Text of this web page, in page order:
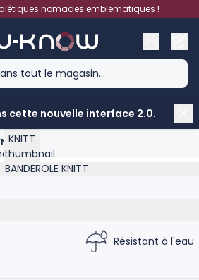
nomades emblématiques !
cette nouvelle interface 2.0.
to see more images
larger image
View larger image
Résistant à l'eau